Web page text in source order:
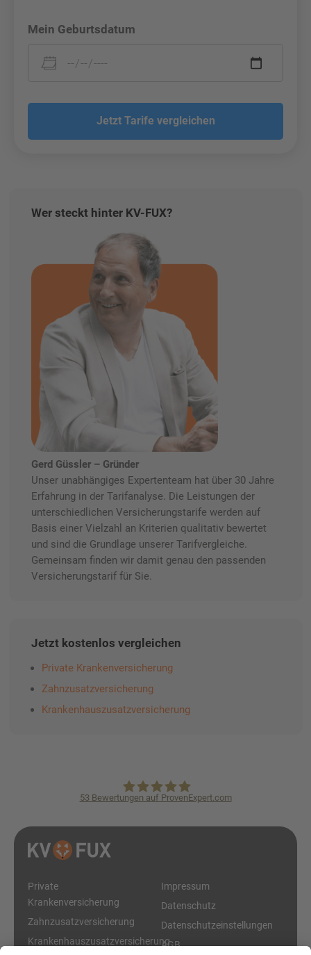
Mein Geburtsdatum
Jetzt Tarife vergleichen
Wer steckt hinter KV-FUX?
Gerd Güssler – Gründer
Unser unabhängiges Expertenteam hat über 30 Jahre
Erfahrung in der Tarifanalyse. Die Leistungen der
unterschiedlichen Versicherungstarife werden auf
Basis einer Vielzahl an Kriterien qualitativ bewertet
und sind die Grundlage unserer Tarifvergleiche.
Gemeinsam finden wir damit genau den passenden
Versicherungstarif für Sie.
Jetzt kostenlos vergleichen
Private Krankenversicherung
Zahnzusatzversicherung
Krankenhauszusatzversicherung
KVpro.de GmbH
53 Bewertungen auf ProvenExpert.com
Private
Krankenversicherung
Zahnzusatzversicherung
Krankenhauszusatzversicherung
Impressum
Datenschutz
Datenschutzeinstellungen
AGB